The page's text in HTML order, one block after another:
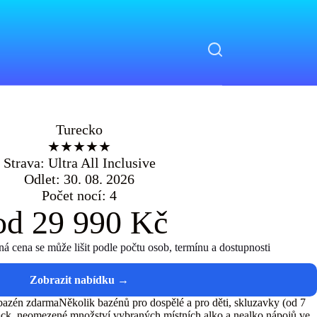
Turecko
★★★★★
Strava: Ultra All Inclusive
Odlet: 30. 08. 2026
Počet nocí: 4
29 990 Kč
cena se může lišit podle počtu osob, termínu a dostupnosti
zdarmaNěkolik bazénů pro dospělé a pro děti, skluzavky (od 7